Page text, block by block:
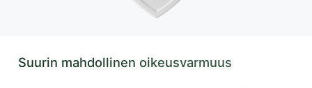
Suurin mahdollinen oikeusvarmuus